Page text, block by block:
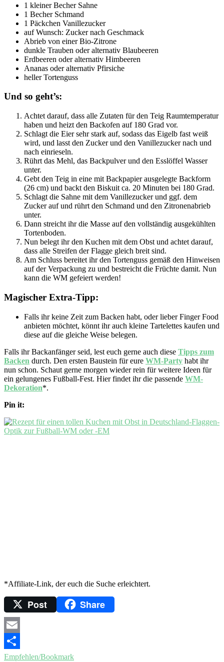
1 kleiner Becher Sahne
1 Becher Schmand
1 Päckchen Vanillezucker
auf Wunsch: Zucker nach Geschmack
Abrieb von einer Bio-Zitrone
dunkle Trauben oder alternativ Blaubeeren
Erdbeeren oder alternativ Himbeeren
Ananas oder alternativ Pfirsiche
heller Tortenguss
Und so geht’s:
Achtet darauf, dass alle Zutaten für den Teig Raumtemperatur
haben und heizt den Backofen auf 180 Grad vor.
Schlagt die Eier sehr stark auf, sodass das Eigelb fast weiß
wird, und lasst den Zucker und den Vanillezucker nach und
nach einrieseln.
Rührt das Mehl, das Backpulver und den Esslöffel Wasser
unter.
Gebt den Teig in eine mit Backpapier ausgelegte Backform
(26 cm) und backt den Biskuit ca. 20 Minuten bei 180 Grad.
Schlagt die Sahne mit dem Vanillezucker und ggf. dem
Zucker auf und rührt den Schmand und den Zitronenabrieb
unter.
Dann streicht ihr die Masse auf den vollständig ausgekühlten
Tortenboden.
Nun belegt ihr den Kuchen mit dem Obst und achtet darauf,
dass alle Streifen der Flagge gleich breit sind.
Am Schluss bereitet ihr den Tortenguss gemäß den Hinweisen
auf der Verpackung zu und bestreicht die Früchte damit. Nun
kann die WM gefeiert werden!
Magischer Extra-Tipp:
Falls ihr keine Zeit zum Backen habt, oder lieber Finger Food
anbieten möchtet, könnt ihr auch kleine Tartelettes kaufen und
diese auf die gleiche Weise belegen.
Falls ihr Backanfänger seid, lest euch gerne auch diese Tipps zum
Backen durch. Den ersten Baustein für eure WM-Party habt ihr
nun schon. Schaut gerne morgen wieder rein für weitere Ideen für
ein gelungenes Fußball-Fest. Hier findet ihr die passende WM-
Dekoration*.
Pin it:
*Affiliate-Link, der euch die Suche erleichtert.
Post Share
Email
Empfehlen/Bookmark